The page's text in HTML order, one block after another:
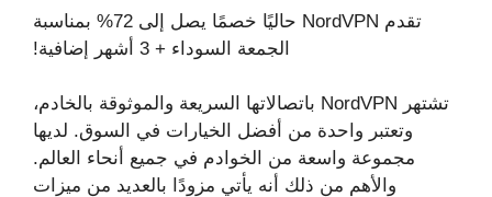
تقدم NordVPN حاليًا خصمًا يصل إلى 72% بمناسبة
الجمعة السوداء + 3 أشهر إضافية!
تشتهر NordVPN باتصالاتها السريعة والموثوقة بالخادم،
وتعتبر واحدة من أفضل الخيارات في السوق. لديها
مجموعة واسعة من الخوادم في جميع أنحاء العالم.
والأهم من ذلك أنه يأتي مزودًا بالعديد من ميزات